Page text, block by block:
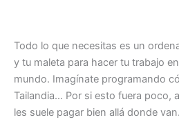
Todo lo que necesitas es un
y tu maleta para hacer tu trabajo
mundo. Imagínate programando
Tailandia… Por si esto fuera poco,
les suele pagar bien allá donde van.